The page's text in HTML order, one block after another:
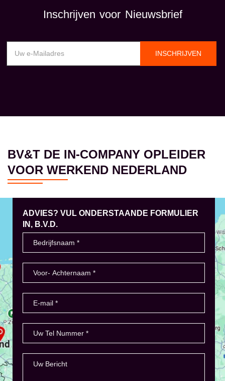
Inschrijven voor Nieuwsbrief
INSCHRIJVEN
BV&T DE IN-COMPANY OPLEIDER
VOOR WERKEND NEDERLAND
ADVIES? VUL ONDERSTAANDE FORMULIER
IN, B.V.D.